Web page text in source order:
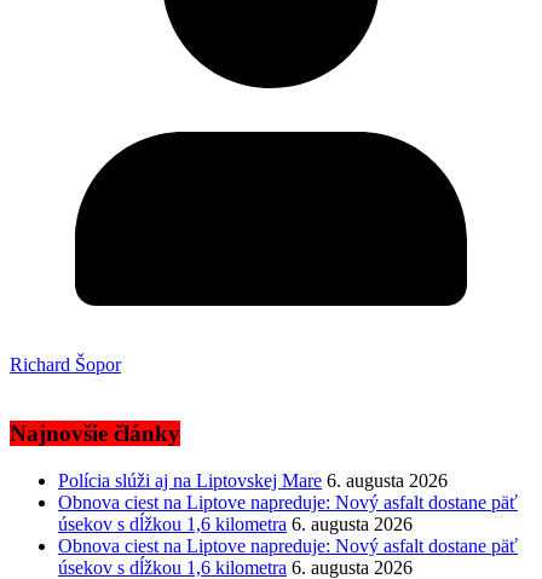
Richard Šopor
Najnovšie články
Polícia slúži aj na Liptovskej Mare 6. augusta 2026
Obnova ciest na Liptove napreduje: Nový asfalt dostane päť
úsekov s dĺžkou 1,6 kilometra 6. augusta 2026
Obnova ciest na Liptove napreduje: Nový asfalt dostane päť
úsekov s dĺžkou 1,6 kilometra 6. augusta 2026